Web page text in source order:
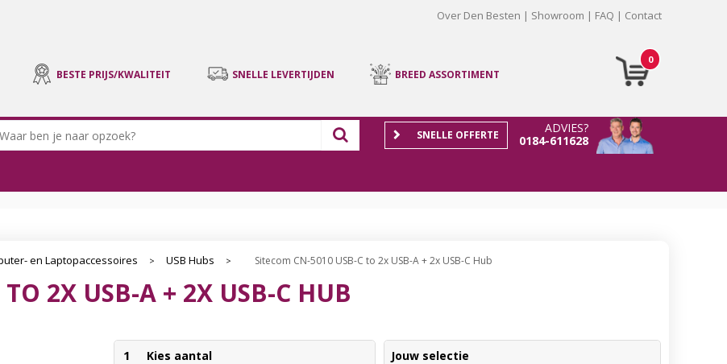
Over Den Besten Showroom FAQ Contact
0
BESTE PRIJS/KWALITEIT SNELLE LEVERTIJDEN BREED ASSORTIMENT
ADVIES?
0184-611628
SNELLE OFFERTE
en Laptopaccessoires > USB Hubs > Sitecom CN-5010 USB-C to 2x USB-A + 2x USB-C Hub
2X USB-A + 2X USB-C HUB
1 Kies aantal Jouw selectie